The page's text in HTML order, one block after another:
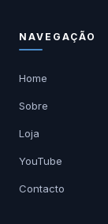
NAVEGAÇÃO
Home
Sobre
Loja
YouTube
Contacto